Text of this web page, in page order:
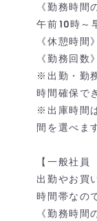
《勤務時
午前10時～
《休憩時間
《勤務回数
※出勤・勤
時間確保で
※出庫時間
間を選べま
【一般社
出勤やお買
時間帯なの
《勤務時